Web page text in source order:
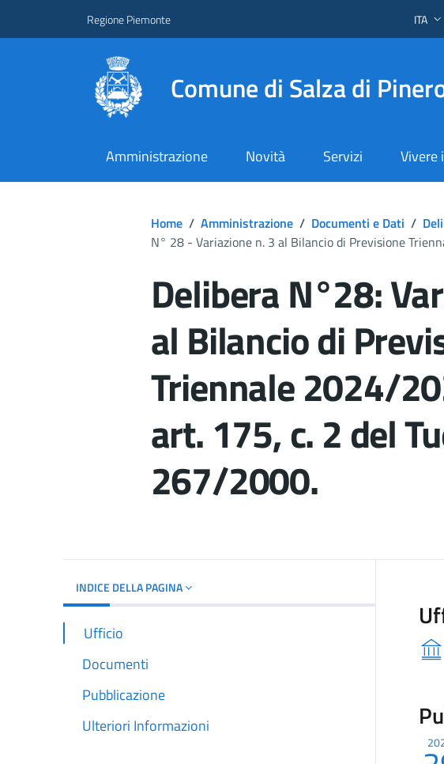
Regione Piemonte ITA
Comune di Salza di
Amministrazione Novità Servizi Vivere
Home / Amministrazione / Documenti e Dati /
N° 28 - Variazione n. 3 al Bilancio di Previsione
Delibera N°28:
al Bilancio di
Triennale 2024/
art. 175, c. 2 del
267/2000.
INDICE DELLA PAGINA
Ufficio
Documenti
Pubblicazione
Ulteriori Informazioni